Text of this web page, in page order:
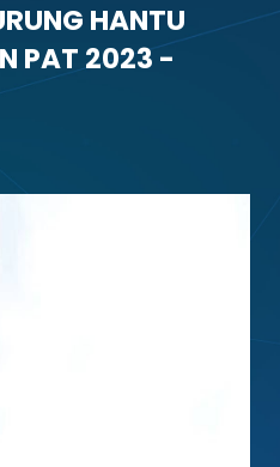
HANTU
PAT 2023 -